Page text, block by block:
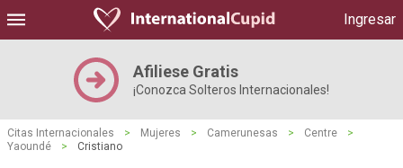
Ingresar
Afiliese Gratis
¡Conozca Solteros Internacionales!
Citas Internacionales > Mujeres > Camerunesas > Centre
>
Yaoundé
> Cristiano